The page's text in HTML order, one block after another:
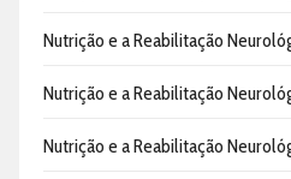
Nutrição e a Reabilitação
Nutrição e a Reabilitação
Nutrição e a Reabilitação